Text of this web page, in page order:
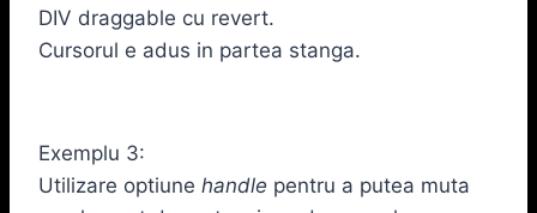
DIV draggable cu revert.
Cursorul e adus in partea stanga.
Exemplu 3:
Utilizare optiune handle pentru a putea muta